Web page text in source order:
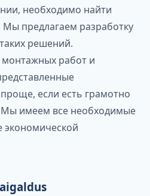
необходимо найти
предлагаем разработку
решений.
монтажных работ и
если есть грамотно
Мы имеем все необходимые
экономической